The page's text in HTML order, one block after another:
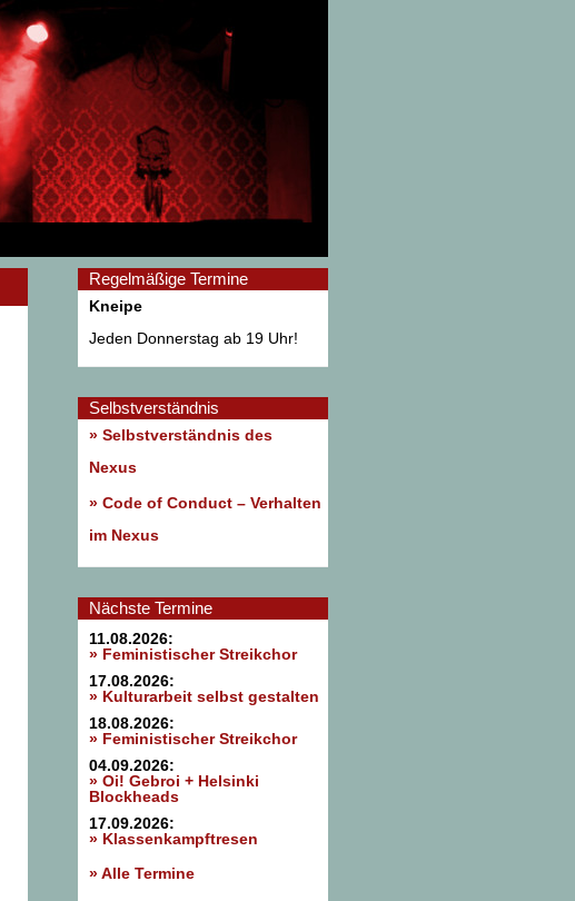
Regelmäßige Termine
Kneipe
Jeden Donnerstag ab 19 Uhr!
Selbstverständnis
» Selbstverständnis des
Nexus
» Code of Conduct – Verhalten
im Nexus
Nächste Termine
11.08.2026:
» Feministischer Streikchor
17.08.2026:
» Kulturarbeit selbst gestalten
18.08.2026:
» Feministischer Streikchor
04.09.2026:
» Oi! Gebroi + Helsinki
Blockheads
17.09.2026:
» Klassenkampftresen
» Alle Termine